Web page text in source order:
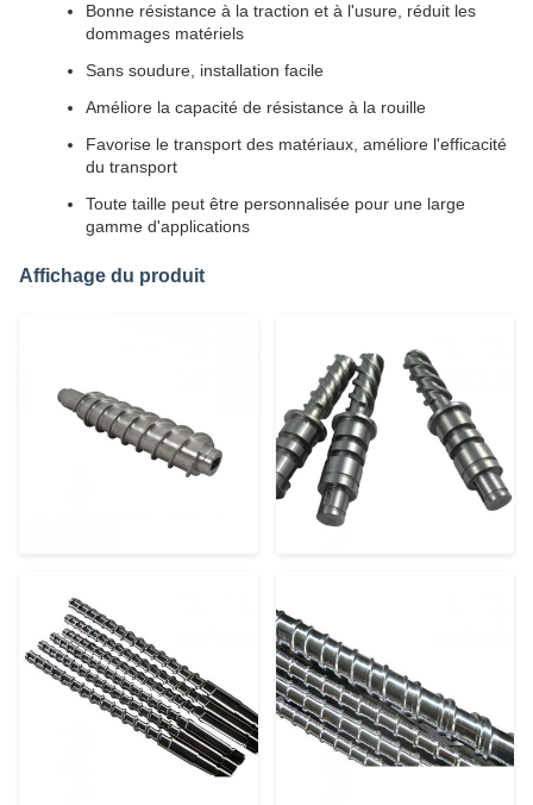
Bonne résistance à la traction et à l'usure, réduit les
dommages matériels
Sans soudure, installation facile
Améliore la capacité de résistance à la rouille
Favorise le transport des matériaux, améliore l'efficacité
du transport
Toute taille peut être personnalisée pour une large
gamme d'applications
Affichage du produit